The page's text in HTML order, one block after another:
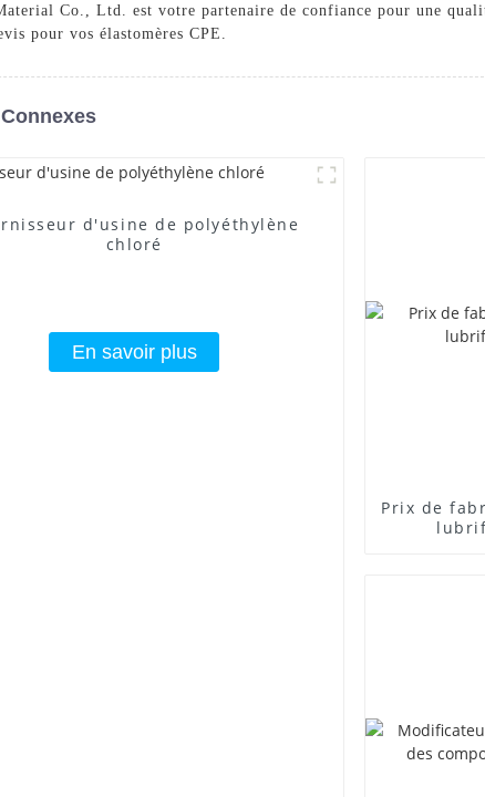
Co., Ltd. est votre partenaire de confiance pour une
pour vos élastomères CPE.
d'usine de polyéthylène
chloré
En savoir plus
Prix ​​de